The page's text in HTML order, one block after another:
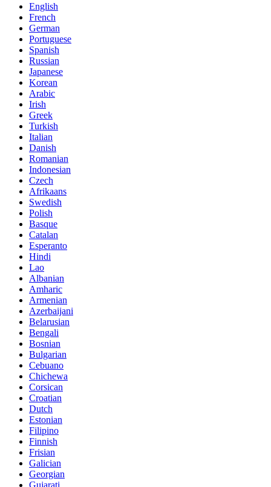
English
French
German
Portuguese
Spanish
Russian
Japanese
Korean
Arabic
Irish
Greek
Turkish
Italian
Danish
Romanian
Indonesian
Czech
Afrikaans
Swedish
Polish
Basque
Catalan
Esperanto
Hindi
Lao
Albanian
Amharic
Armenian
Azerbaijani
Belarusian
Bengali
Bosnian
Bulgarian
Cebuano
Chichewa
Corsican
Croatian
Dutch
Estonian
Filipino
Finnish
Frisian
Galician
Georgian
Gujarati